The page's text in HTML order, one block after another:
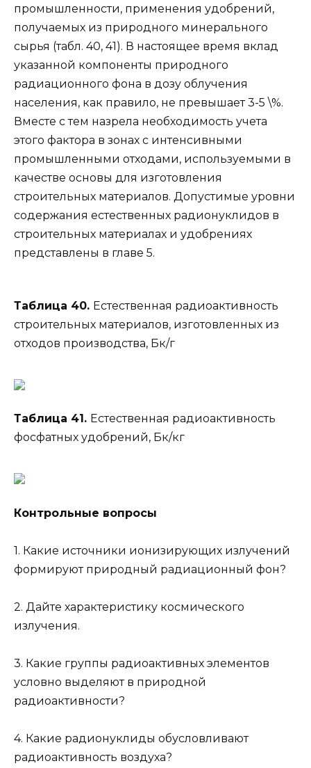
промышленности, применения удобрений,
получаемых из природного минерального
сырья (табл. 40, 41). В настоящее время вклад
указанной компоненты природного
радиационного фона в дозу облучения
населения, как правило, не превышает 3-5 \%.
Вместе с тем назрела необходимость учета
этого фактора в зонах с интенсивными
промышленными отходами, используемыми в
качестве основы для изготовления
строительных материалов. Допустимые уровни
содержания естественных радионуклидов в
строительных материалах и удобрениях
представлены в главе 5.
Таблица 40. Естественная радиоактивность
строительных материалов, изготовленных из
отходов производства, Бк/г
Таблица 41. Естественная радиоактивность
фосфатных удобрений, Бк/кг
Контрольные вопросы
1. Какие источники ионизирующих излучений
формируют природный радиационный фон?
2. Дайте характеристику космического
излучения.
3. Какие группы радиоактивных элементов
условно выделяют в природной
радиоактивности?
4. Какие радионуклиды обусловливают
радиоактивность воздуха?